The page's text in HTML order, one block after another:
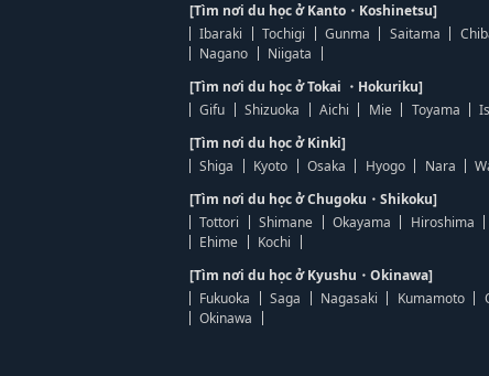
[Tìm nơi du học ở Kanto・Koshinetsu]
Ibaraki
Tochigi Gunma Saitama
Nagano
Niigata
[Tìm nơi du học ở Tokai ・Hokuriku]
Gifu
Shizuoka Aichi Mie Toyama
[Tìm nơi du học ở Kinki]
Shiga
Kyoto Osaka Hyogo Nara
[Tìm nơi du học ở Chugoku・Shikoku]
Tottori
Shimane Okayama Hiroshima
Ehime
Kochi
[Tìm nơi du học ở Kyushu・Okinawa]
Fukuoka
Saga Nagasaki Kumamoto
Okinawa